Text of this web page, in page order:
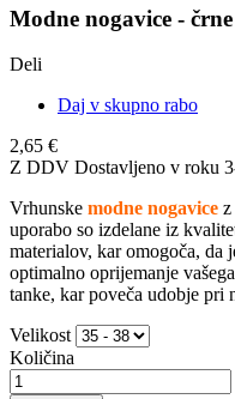
Modne nogavice -
Deli
Daj v skupno rabo
2,65 €
Z DDV Dostavljeno v roku
Vrhunske modne nogavice z
uporabo so izdelane iz
materialov, kar omogoča, da
optimalno oprijemanje
tanke, kar poveča udobje pri
Velikost
Količina